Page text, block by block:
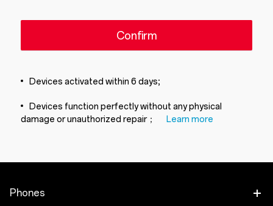
Confirm
Devices activated within 6 days;
Devices function perfectly without any physical
damage or unauthorized repair；
Learn more
Phones